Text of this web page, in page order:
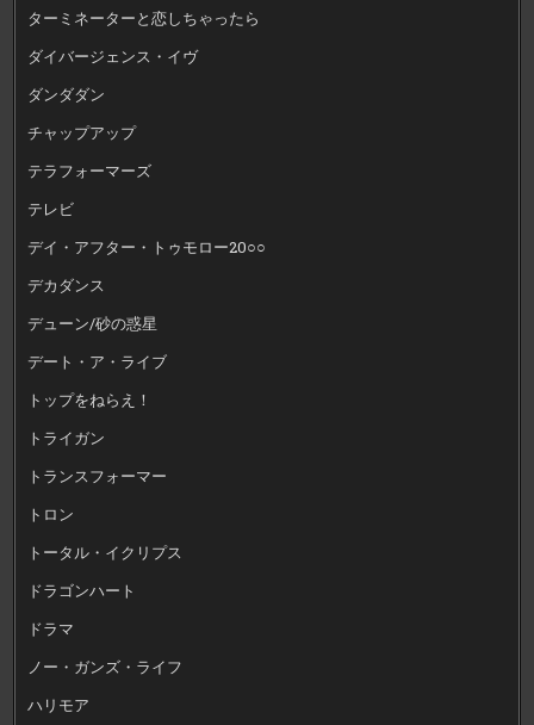
ターミネーターと恋しちゃったら
ダイバージェンス・イヴ
ダンダダン
チャップアップ
テラフォーマーズ
テレビ
デイ・アフター・トゥモロー20○○
デカダンス
デューン/砂の惑星
デート・ア・ライブ
トップをねらえ！
トライガン
トランスフォーマー
トロン
トータル・イクリプス
ドラゴンハート
ドラマ
ノー・ガンズ・ライフ
ハリモア